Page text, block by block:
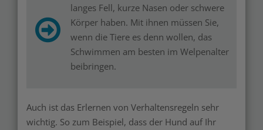
langes Fell, kurze Nasen oder schwere
Körper haben. Mit ihnen müssen Sie,
wenn die Tiere es denn wollen, das
Schwimmen am besten im Welpenalter
beibringen.
Auch ist das Erlernen von Verhaltensregeln sehr
wichtig. So zum Beispiel, dass der Hund auf Ihr